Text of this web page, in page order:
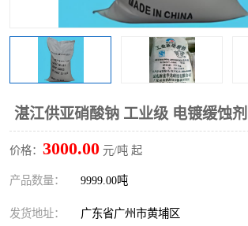
湛江供亚硝酸钠 工业级 电镀缓蚀剂
价格： 3000.00 元/吨 起
产品数量： 9999.00吨
发货地址： 广东省广州市黄埔区
保险粉 工业白糖
过硫酸钠 过硫酸铵
尿素 碳酸氢钠
聚合硫酸铁
大苏打
元明粉